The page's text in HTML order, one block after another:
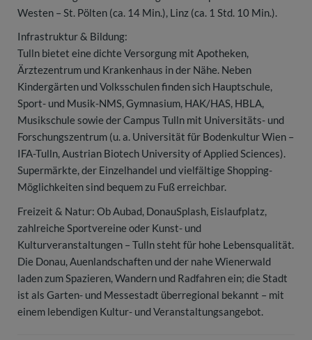
Westen – St. Pölten (ca. 14 Min.), Linz (ca. 1 Std. 10 Min.).
Infrastruktur & Bildung:
Tulln bietet eine dichte Versorgung mit Apotheken,
Ärztezentrum und Krankenhaus in der Nähe. Neben
Kindergärten und Volksschulen finden sich Hauptschule,
Sport- und Musik-NMS, Gymnasium, HAK/HAS, HBLA,
Musikschule sowie der Campus Tulln mit Universitäts- und
Forschungszentrum (u. a. Universität für Bodenkultur Wien –
IFA-Tulln, Austrian Biotech University of Applied Sciences).
Supermärkte, der Einzelhandel und vielfältige Shopping-
Möglichkeiten sind bequem zu Fuß erreichbar.
Freizeit & Natur: Ob Aubad, DonauSplash, Eislaufplatz,
zahlreiche Sportvereine oder Kunst- und
Kulturveranstaltungen – Tulln steht für hohe Lebensqualität.
Die Donau, Auenlandschaften und der nahe Wienerwald
laden zum Spazieren, Wandern und Radfahren ein; die Stadt
ist als Garten- und Messestadt überregional bekannt – mit
einem lebendigen Kultur- und Veranstaltungsangebot.